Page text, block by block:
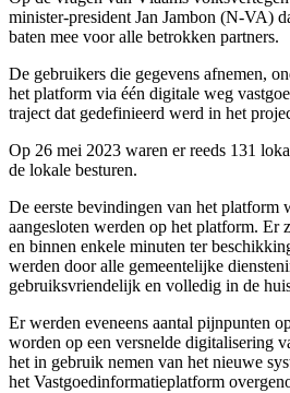
minister-president Jan Jambon (N-VA)
baten mee voor alle betrokken partners.
De gebruikers die gegevens afnemen,
het platform via één digitale weg
traject dat gedefinieerd werd in het
Op 26 mei 2023 waren er reeds 131
de lokale besturen.
De eerste bevindingen van het platform
aangesloten werden op het platform. Er
en binnen enkele minuten ter
werden door alle gemeentelijke
gebruiksvriendelijk en volledig in de
Er werden eveneens aantal pijnpunten
worden op een versnelde digitalisering
het in gebruik nemen van het nieuwe
het Vastgoedinformatieplatform